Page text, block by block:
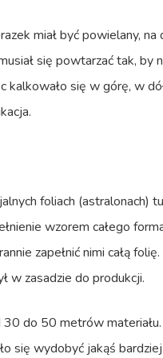
miał być powielany,
się powtarzać tak, by
się w górę, w
foliach (astralonach)
wzorem całego
zapełnić nimi całą
w zasadzie do produkcji.
do 50 metrów
się wydobyć jakąś